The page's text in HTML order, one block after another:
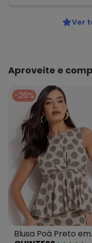
Ver
Aproveite e
-26%
Blusa Poá Preto em